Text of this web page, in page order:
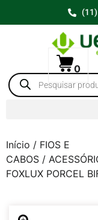
0
Início / FIOS E
CABOS /
FOXLUX PORCEL